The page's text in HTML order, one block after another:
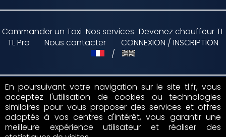
Commander un Taxi Nos services Devenez chauffeur TL
TL Pro
Nous contacter
CONNEXION / INSCRIPTION
/
Paiement par
Suivez nous sur
En poursuivant votre navigation sur le site tl.fr, vous
acceptez l'utilisation de cookies ou technologies
similaires pour vous proposer des services et offres
adaptés à vos centres d'intérêt, vous garantir une
meilleure expérience utilisateur et réaliser des